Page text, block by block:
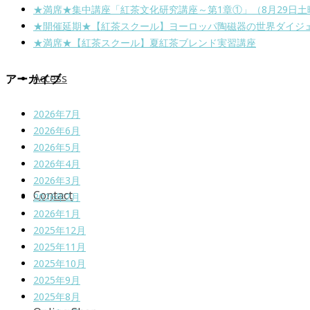
Access
Contact
★満席★集中講座「紅茶文化研究講座～第1章①」（8月29日土
★開催延期★【紅茶スクール】ヨーロッパ陶磁器の世界ダイジ
★満席★【紅茶スクール】夏紅茶ブレンド実習講座
アーカイブ
2026年7月
2026年6月
2026年5月
2026年4月
2026年3月
2026年2月
2026年1月
2025年12月
2025年11月
2025年10月
2025年9月
2025年8月